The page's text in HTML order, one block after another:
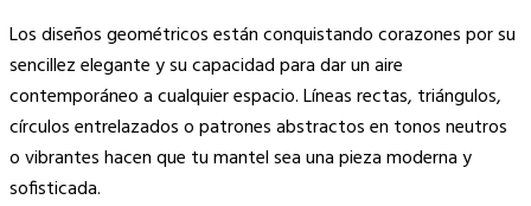
Los diseños geométricos están conquistando corazones por su
sencillez elegante y su capacidad para dar un aire
contemporáneo a cualquier espacio. Líneas rectas, triángulos,
círculos entrelazados o patrones abstractos en tonos neutros
o vibrantes hacen que tu mantel sea una pieza moderna y
sofisticada.